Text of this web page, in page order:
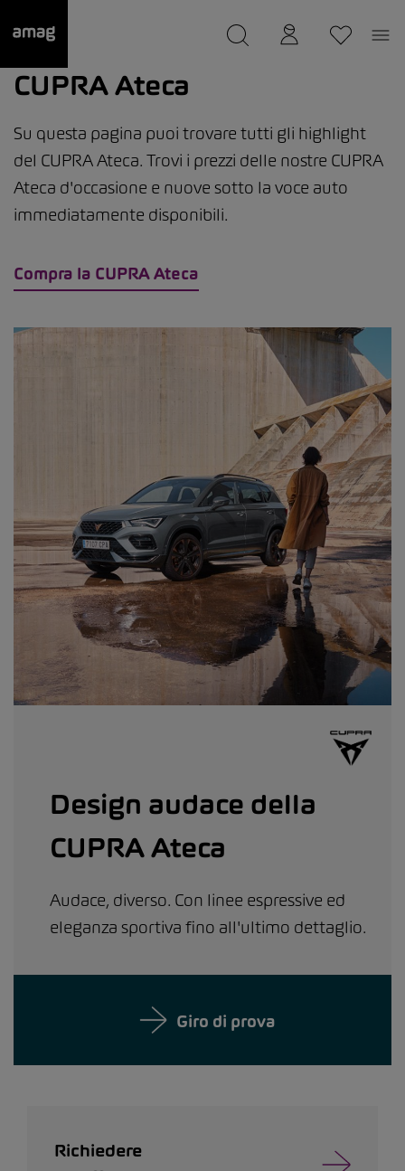
Il suo garage è stato salvato
CUPRA Ateca
Compra la CUPRA Ateca
Su questa pagina puoi trovare tutti gli highlight
del CUPRA Ateca. Trovi i prezzi delle nostre CUPRA
Ateca d'occasione e nuove sotto la voce auto
immediatamente disponibili.
Design audace della
CUPRA Ateca
Audace, diverso. Con linee espressive ed
eleganza sportiva fino all'ultimo dettaglio.
Giro di prova
Richiedere